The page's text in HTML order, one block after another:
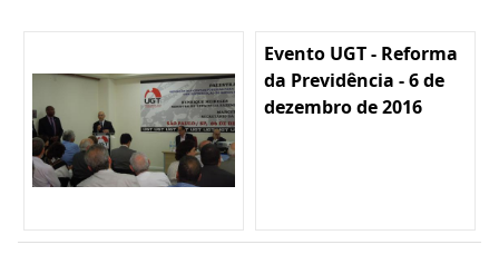
Evento UGT - Reforma
da Previdência - 6 de
dezembro de 2016